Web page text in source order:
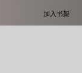
加入书架